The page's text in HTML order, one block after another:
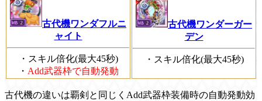
古代機ワンダフルニ
ャイト
・スキル倍化(最大45秒)
・ Add武器枠で自動発動
古代機ワンダーガー
デン
・スキル倍化(最大45秒)
古代機の違いは覇剣と同じくAdd武器枠装備時の自動発動効